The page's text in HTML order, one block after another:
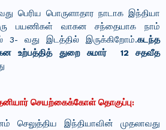
பெரிய பொருளாதார நாடாக இந்தியா
பயணிகள் வாகன சந்தையாக நாம்
3- வது இடத்தில் இருக்கிறோம்.கடந்த
உற்பத்தித் துறை சுமார் 12 சதவீத
செயற்கைக்கோள் தொகுப்பு:
செலுத்திய இந்தியாவின் முதலாவது